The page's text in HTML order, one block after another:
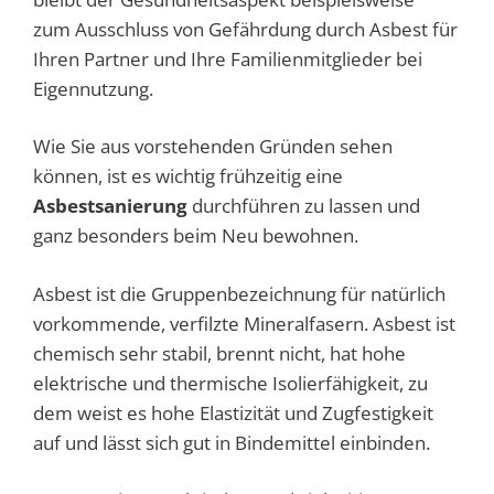
zum Ausschluss von Gefährdung durch Asbest für
Ihren Partner und Ihre Familienmitglieder bei
Eigennutzung.
Wie Sie aus vorstehenden Gründen sehen
können, ist es wichtig frühzeitig eine
Asbestsanierung durchführen zu lassen und
ganz besonders beim Neu bewohnen.
Asbest ist die Gruppenbezeichnung für natürlich
vorkommende, verfilzte Mineralfasern. Asbest ist
chemisch sehr stabil, brennt nicht, hat hohe
elektrische und thermische Isolierfähigkeit, zu
dem weist es hohe Elastizität und Zugfestigkeit
auf und lässt sich gut in Bindemittel einbinden.